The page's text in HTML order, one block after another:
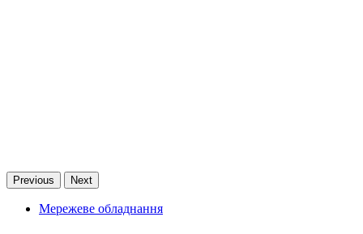
Previous Next
Мережеве обладнання